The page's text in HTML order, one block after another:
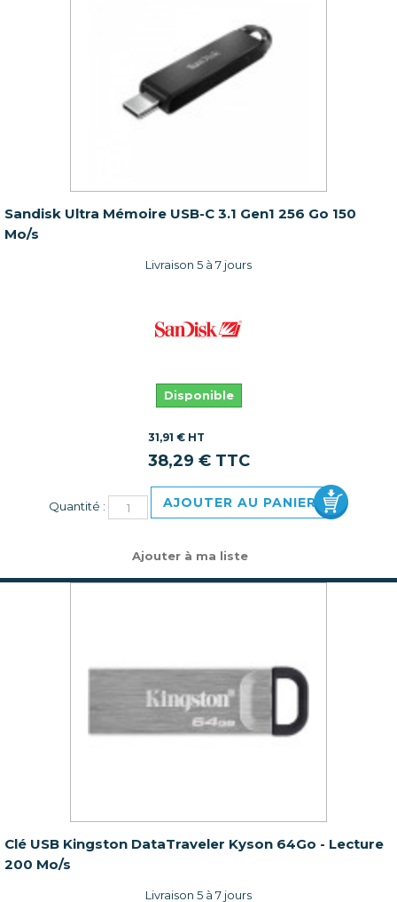
Sandisk Ultra Mémoire USB-C 3.1 Gen1 256 Go 150
Mo/s
Livraison 5 à 7 jours
Disponible
31,91 € HT
38,29 € TTC
Quantité : AJOUTER AU PANIER
Ajouter à ma liste
Clé USB Kingston DataTraveler Kyson 64Go - Lecture
200 Mo/s
Livraison 5 à 7 jours